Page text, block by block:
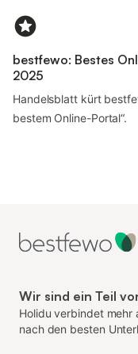
bestfewo: Bestes
2025
Handelsblatt kürt
bestem Online-Portal“.
Wir sind ein Teil
Holidu verbindet mehr
nach den besten